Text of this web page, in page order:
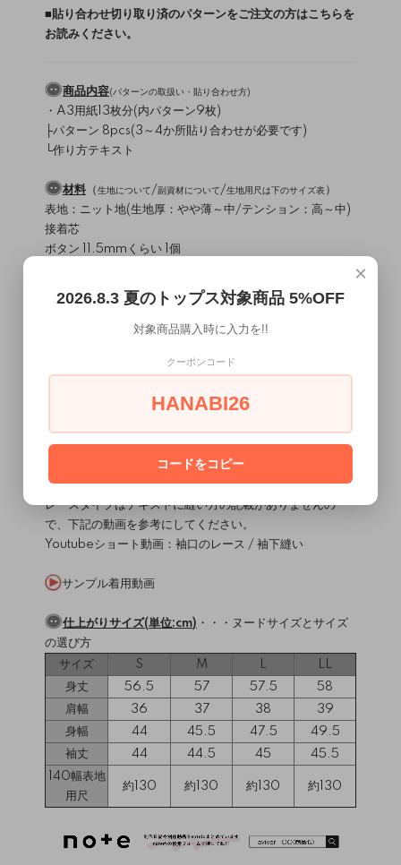
■ 貼り合わせ切り取り済のパターンをご注文の方はこちらを
お読みください。
商品内容(パターンの取扱い・貼り合わせ方)
・A3用紙13枚分(内パターン9枚)
├パターン 8pcs(3～4か所貼り合わせが必要です)
└作り方テキスト
材料 （生地について/副資材について/生地用尺は下のサイズ表）
表地：ニット地(生地厚：やや薄～中/テンション：高～中)
接着芯
ボタン 11.5mmくらい 1個
使用ミシン・縫製レベル （ミシンについて ）
直線縫いミシン / 2本針4本糸ロックミシン
縫製難易度・・・★★☆☆☆
ニットで簡単オケージョンとコンセプトに作りました。
袖口にタックを入れて、ふんわり袖にしました。
袖口、衿ぐりは見返し始末です。
ブラックのサンプルは、袖口にレースを縫いました。
レースタイプはテキストに縫い方の記載がありませんの
で、下記の動画を参考にしてください。
Youtubeショート動画： 袖口のレース / 袖下縫い
サンプル着用動画
仕上がりサイズ(単位:cm) ・・・ ヌードサイズとサイズ
の選び方
サイズ
S M
身丈
56.5 57 57.5
58
肩幅
36 37 38
39
身幅
44 45.5 47.5
49.5
袖丈
44 44.5 45
45.5
140幅表地
用尺
約130 約130 約130 約130
×
2026.8.3 夏のトップス対象商品 5%OFF
対象商品購入時に入力を!!
クーポンコード
HANABI26
コードをコピー